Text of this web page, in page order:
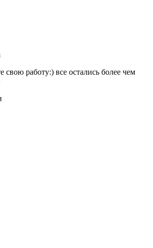
свою работу:) все остались более чем